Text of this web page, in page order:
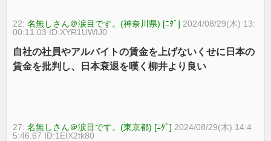
22:名無しさん＠涙目です。(神奈川県) [ﾆﾀﾞ] 2024/08/29(木) 13:
00:11.03 ID:XYR1UWIJ0
自社の社員やアルバイトの賃金を上げないくせに日本の
賃金を批判し、日本衰退を嘆く柳井より良い
27:名無しさん＠涙目です。(東京都) [ﾆﾀﾞ] 2024/08/29(木) 14:4
5:46.67 ID:1EIX2tk80